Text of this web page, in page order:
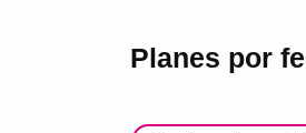
Planes por